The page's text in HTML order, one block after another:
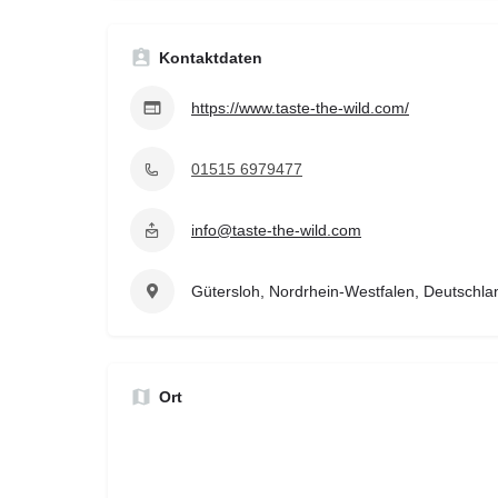
Kontaktdaten
https://www.taste-the-wild.com/
01515 6979477
info@taste-the-wild.com
Gütersloh, Nordrhein-Westfalen,
Ort